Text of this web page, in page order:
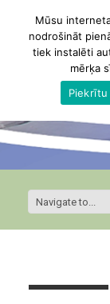
Mūsu
nodrošināt
tiek instalēti
mērķa
Piekrītu